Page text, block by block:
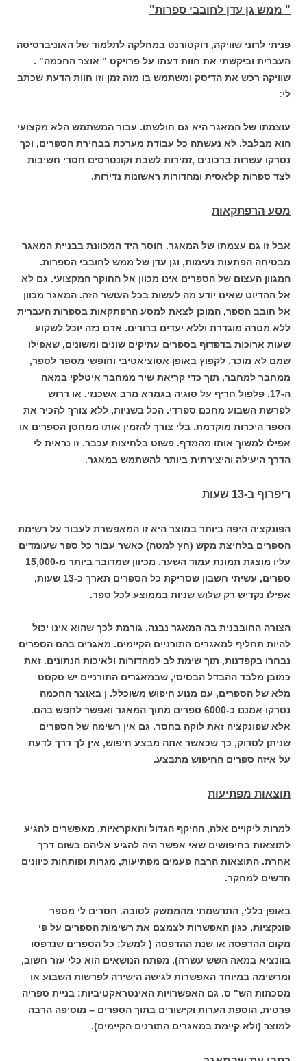
" ממש גן עדן לחובבי ספרות"
פניתי לרוני שוויקה, דוקטורנט במחלקה לתלמוד של האוניברסיטה
העברית וביקשתי את חוות דעתו על פרויקט " אוצר החכמה" .
שוויקה רכש את הדיסק ומשתמש בו מזה זמן וזו חוות הדעת שכתב
לי:
עוצמתו של המאגר היא גם חולשתו. עבור המשתמש הלא מקצועי
הוא מבלבל. לא נעשתה כל עבודת מערכת בבחירת הספרים, וכך
נסרקו עשרות ברכונים ,זמירות לשבת וקונטרסים חסרי חשיבות
לצד ספרות קלאסית ומהדורות ראשונות נדירות.
מסע הרפתקאות
אבל זו גם עצמתו של המאגר. חוסר היד המכוונת בבניית המאגר
מבטיחה הפתעות נעימות, וגן עדן של ממש לחובבי הספרות.
המגוון העצום של הספרים אינו מכוון אל החוקר המקצועי. גם לא
אל ההדיוט שאינו יודע מה לעשות בכל העושר הזה. המאגר מכוון
אל חובב הספר, המוכן לצאת למסע הרפתקאות בספרות העברית
ללא מטרה מוגדרת וללא יעדים ברורים. אדם כזה יוכל לשקוע
שעות ארוכות בדפדוף בספרים עתיקים שונים ומשונים, שאפילו
שמם לא מוכר. לקפוץ באופן אסוציאטיבי וחופשי מספר לספר,
ממחבר למחבר, תוך כדי קריאת שיר ממחבר איטלקי במאה
ה-17, פלפול חריף על סוגיה בגמרא מרב אשכנזי, או דרוש
לפרשת השבוע מחכם ספרדי. הכל בשניות, ללא צורך להכיר את
הספר היכרות מוקדמת. בלי צורך להזמין אותו ממחסן הספרים או
אפילו למשוך אותו מהמדף. פשוט בלחיצות עכבר. זו נראית לי
הדרך היעילה והיצירתית ביותר להשתמש במאגר.
ריפרוף ב-13 שעות
הפונקציה היפה ביותר במוצר היא זו המאפשרת לעבור על רשימת
הספרים בלחיצת מקש (חץ למטה) כאשר עבור כל ספר שעומדים
עליו מוצגת תמונת עמוד השער. מכיוון שמדובר ביותר מ-15,000
ספרים, עשיתי חשבון שסריקת כל הספרים תארך כ-13 שעות,
אפילו נקדיש רק שלוש שניות בממוצע לכל ספר.
הצורה החובבנית בה המאגר נבנה, גורמת לכך שהוא אינו יכול
להיות תחליף למאגרים התורניים הקיימים. מאגרים בהם הספרים
נבחרו בקפדנות, תוך שימת לב למהדורות ולאיכות הנתונים. זאת
כמובן מלבד ההבדל הבסיסי, שבמאגרים התורניים יש טקסט
מלא של הספרים, עם מנוע חיפוש משוכלל. ן באוצר החכמה
נסרקו אמנם כ-6000 ספרים מתוך המאגר ואפשר לחפש בהם.
אלא שפונקציה זאת לוקה בחסר. גם אין רשימה של הספרים
שניתן לסרוק, כך שכאשר אתה מבצע חיפוש, אין לך דרך לדעת
על איזה ספרים החיפוש מתבצע.
תוצאות מפתיעות
למרות ליקויים אלה, ההיקף הגדול והאקראיות, מאפשרים להגיע
לתוצאות בחיפושים שאי אפשר היה להגיע אליהם בשום דרך
אחרת. התוצאות הרבה פעמים מפתיעות, מגרות ופותחות כיוונים
חדשים למחקר.
באופן כללי, התרשמתי מהממשק לטובה. חסרים לי מספר
פונקציות, כגון האפשרות לצמצם את רשימות הספרים על פי
מקום ההדפסה או שנת ההדפסה ( למשל: כל הספרים שנדפסו
בוונציא במאה השש עשרה). מפתח הנושאים הוא כלי עזר חשוב,
ומרשימה במיוחד האפשרות לגישה הישירה לפרשות השבוע או
מסכתות הש" ס. גם האפשרויות האינטראקטיביות: בניית ספריה
פרטית, הוספת הערות וקישורים בתוך הספרים – מוסיפה הרבה
למוצר (ולא קיימת במאגרים התורנים הקיימים).